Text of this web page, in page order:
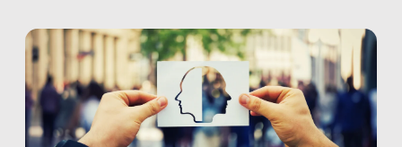
Che cosa si rischia?